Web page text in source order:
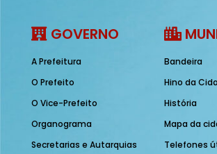
GOVERNO
A Prefeitura
O Prefeito
O Vice-Prefeito
Organograma
Secretarias e Autarquias
Bandeira
Hino da
História
Mapa da
Telefones